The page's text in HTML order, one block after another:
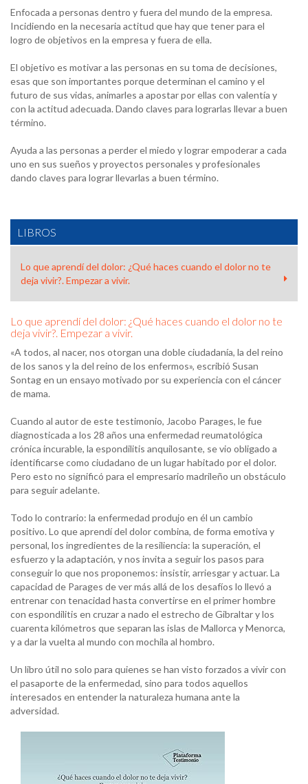
Enfocada a personas dentro y fuera del mundo de la empresa.
Incidiendo en la necesaria actitud que hay que tener para el
logro de objetivos en la empresa y fuera de ella.
El objetivo es motivar a las personas en su toma de decisiones,
esas que son importantes porque determinan el camino y el
futuro de sus vidas, animarles a apostar por ellas con valentía y
con la actitud adecuada. Dando claves para lograrlas llevar a buen
término.
Ayuda a las personas a perder el miedo y lograr empoderar a cada
uno en sus sueños y proyectos personales y profesionales
dando claves para lograr llevarlas a buen término.
LIBROS
Lo que aprendí del dolor: ¿Qué haces cuando el dolor no te
deja vivir?. Empezar a vivir.
Lo que aprendí del dolor: ¿Qué haces cuando el dolor no te
deja vivir?. Empezar a vivir.
«A todos, al nacer, nos otorgan una doble ciudadanía, la del reino
de los sanos y la del reino de los enfermos», escribió Susan
Sontag en un ensayo motivado por su experiencia con el cáncer
de mama.
Cuando al autor de este testimonio, Jacobo Parages, le fue
diagnosticada a los 28 años una enfermedad reumatológica
crónica incurable, la espondilitis anquilosante, se vio obligado a
identificarse como ciudadano de un lugar habitado por el dolor.
Pero esto no significó para el empresario madrileño un obstáculo
para seguir adelante.
Todo lo contrario: la enfermedad produjo en él un cambio
positivo. Lo que aprendí del dolor combina, de forma emotiva y
personal, los ingredientes de la resiliencia: la superación, el
esfuerzo y la adaptación, y nos invita a seguir los pasos para
conseguir lo que nos proponemos: insistir, arriesgar y actuar. La
capacidad de Parages de ver más allá de los desafíos lo llevó a
entrenar con tenacidad hasta convertirse en el primer hombre
con espondilitis en cruzar a nado el estrecho de Gibraltar y los
cuarenta kilómetros que separan las islas de Mallorca y Menorca,
y a dar la vuelta al mundo con mochila al hombro.
Un libro útil no solo para quienes se han visto forzados a vivir con
el pasaporte de la enfermedad, sino para todos aquellos
interesados en entender la naturaleza humana ante la
adversidad.